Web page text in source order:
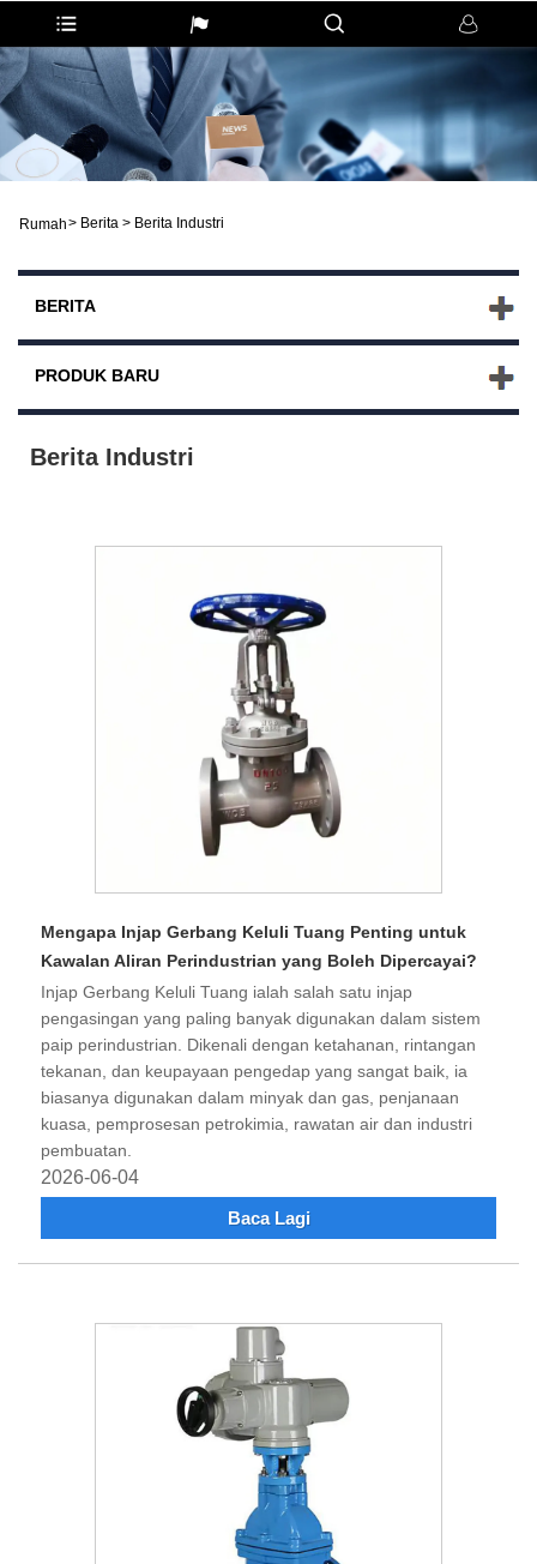
Rumah> Berita > Berita Industri
BERITA
PRODUK BARU
Berita Industri
Mengapa Injap Gerbang Keluli Tuang Penting untuk
Kawalan Aliran Perindustrian yang Boleh Dipercayai?
Injap Gerbang Keluli Tuang ialah salah satu injap
pengasingan yang paling banyak digunakan dalam sistem
paip perindustrian. Dikenali dengan ketahanan, rintangan
tekanan, dan keupayaan pengedap yang sangat baik, ia
biasanya digunakan dalam minyak dan gas, penjanaan
kuasa, pemprosesan petrokimia, rawatan air dan industri
pembuatan.
2026-06-04
Baca Lagi